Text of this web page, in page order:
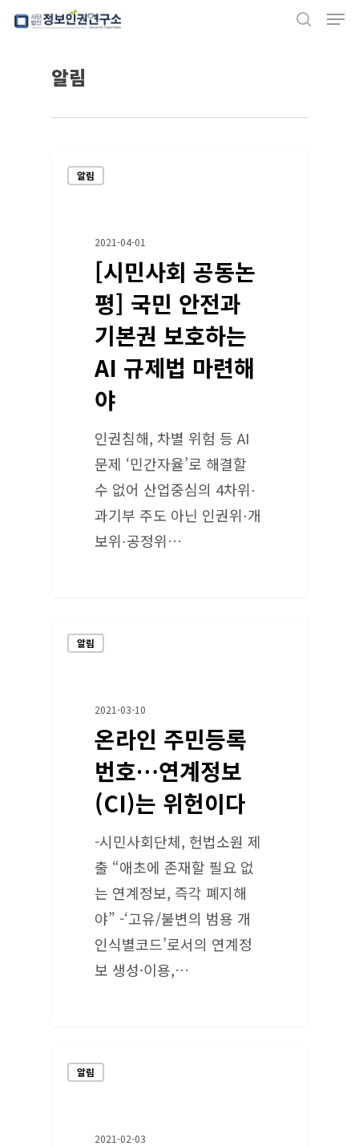
Skip
알림
알림
2021-04-01
[시민사회 공동논
평] 국민 안전과
기본권 보호하는
AI 규제법 마련해
야
인권침해, 차별 위험 등 AI
문제 ‘민간자율’로 해결할
수 없어 산업중심의 4차위⋅
과기부 주도 아닌 인권위⋅개
보위⋅공정위…
알림
2021-03-10
온라인 주민등록
번호…연계정보
(CI)는 위헌이다
-시민사회단체, 헌법소원 제
출 “애초에 존재할 필요 없
는 연계정보, 즉각 폐지해
야” -‘고유/불변의 범용 개
인식별코드’로서의 연계정
보 생성·이용,…
알림
2021-02-03